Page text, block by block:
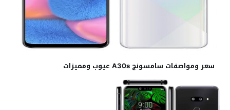
سعر ومواصفات سامسونج A30s عيوب ومميزات